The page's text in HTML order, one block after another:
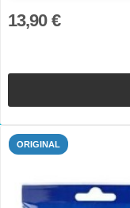
13,90 €
ORIGINAL